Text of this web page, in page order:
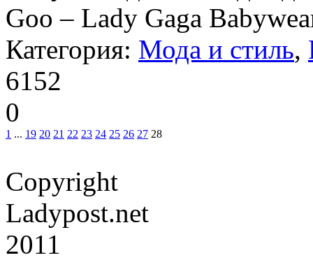
Goo – Lady Gaga
Категория: Мода и стиль,
6152
0
1 ... 19 20 21 22 23 24 25 26 27 28
Copyright
Ladypost.net
2011